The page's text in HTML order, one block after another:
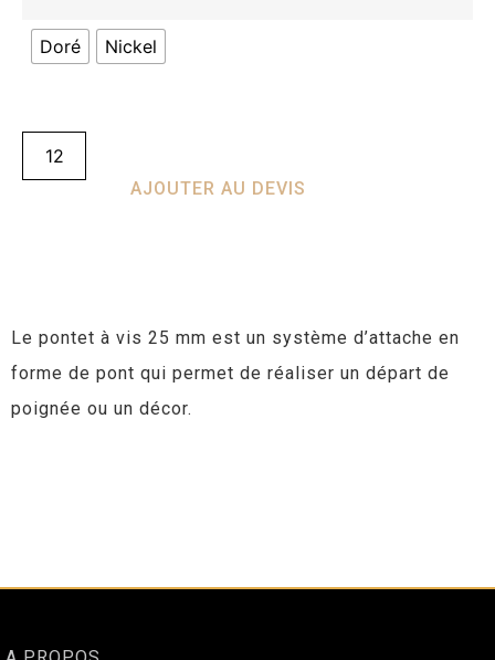
Doré Nickel
AJOUTER AU DEVIS
Le pontet à vis 25 mm est un système d’attache en
forme de pont qui permet de réaliser un départ de
poignée ou un décor.